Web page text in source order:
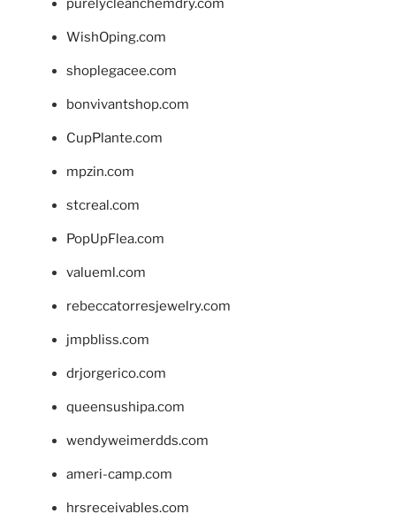
purelycleanchemdry.com
WishOping.com
shoplegacee.com
bonvivantshop.com
CupPlante.com
mpzin.com
stcreal.com
PopUpFlea.com
valueml.com
rebeccatorresjewelry.com
jmpbliss.com
drjorgerico.com
queensushipa.com
wendyweimerdds.com
ameri-camp.com
hrsreceivables.com